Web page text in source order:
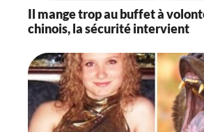
Il mange trop au buffet à
chinois, la sécurité intervient